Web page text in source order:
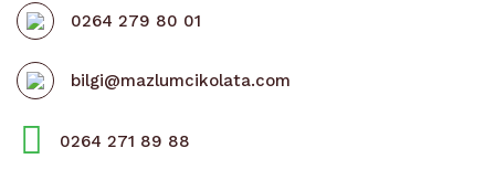
0264 279 80 01
bilgi@mazlumcikolata.com
0264 271 89 88